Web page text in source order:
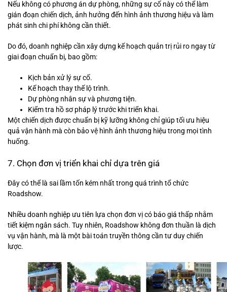
Nếu không có phương án dự phòng, những sự cố này có thể làm
gián đoạn chiến dịch, ảnh hưởng đến hình ảnh thương hiệu và làm
phát sinh chi phí không cần thiết.
Do đó, doanh nghiệp cần xây dựng kế hoạch quản trị rủi ro ngay từ
giai đoạn chuẩn bị, bao gồm:
Kịch bản xử lý sự cố.
Kế hoạch thay thế lộ trình.
Dự phòng nhân sự và phương tiện.
Kiểm tra hồ sơ pháp lý trước khi triển khai.
Một chiến dịch được chuẩn bị kỹ lưỡng không chỉ giúp tối ưu hiệu
quả vận hành mà còn bảo vệ hình ảnh thương hiệu trong mọi tình
huống.
7. Chọn đơn vị triển khai chỉ dựa trên giá
Đây có thể là sai lầm tốn kém nhất trong quá trình tổ chức
Roadshow.
Nhiều doanh nghiệp ưu tiên lựa chọn đơn vị có báo giá thấp nhằm
tiết kiệm ngân sách. Tuy nhiên, Roadshow không đơn thuần là dịch
vụ vận hành, mà là một bài toán truyền thông cần tư duy chiến
lược.